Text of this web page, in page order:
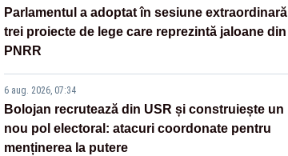
Parlamentul a adoptat în sesiune extraordinară
trei proiecte de lege care reprezintă jaloane din
PNRR
6 aug. 2026, 07:34
Bolojan recrutează din USR și construiește un
nou pol electoral: atacuri coordonate pentru
menținerea la putere